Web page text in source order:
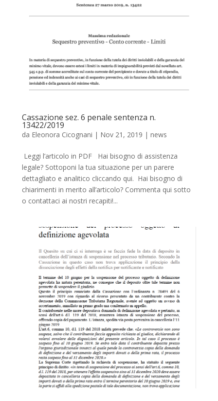
Cassazione sez. 6 penale sentenza n.
13422/2019
da Eleonora Cicognani | Nov 21, 2019 | news
Leggi l’articolo in PDF Hai bisogno di assistenza
legale? Sottoponi la tua situazione per un parere
dettagliato e analitico cliccando qui. Hai bisogno di
chiarimenti in merito all’articolo? Commenta qui sotto
o contattaci ai nostri recapiti!...